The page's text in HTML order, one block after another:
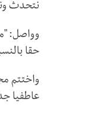
نتحدث
وواصل:
حقا
واختتم
عاطفيا